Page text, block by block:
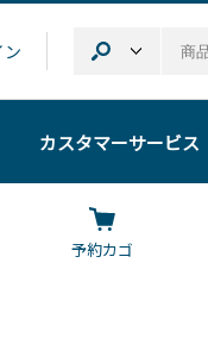
カスタマーサービス
予約カゴ